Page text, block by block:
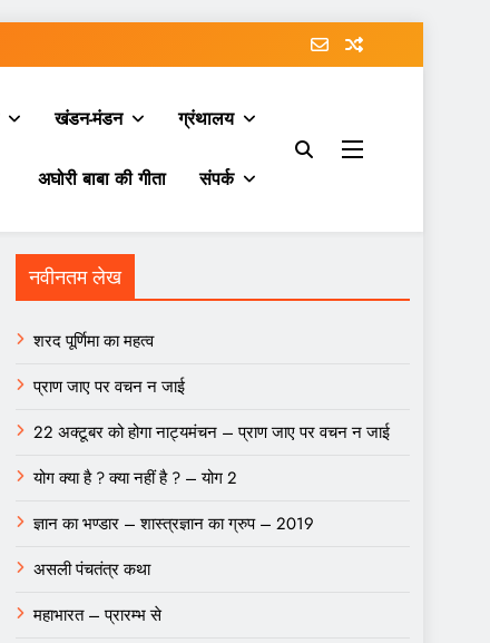
खंडन-मंडन ग्रंथालय
अघोरी बाबा की गीता संपर्क
नवीनतम लेख
शरद पूर्णिमा का महत्व
प्राण जाए पर वचन न जाई
22 अक्टूबर को होगा नाट्यमंचन – प्राण जाए पर वचन न जाई
योग क्या है ? क्या नहीं है ? – योग 2
ज्ञान का भण्डार – शास्त्रज्ञान का ग्रुप – 2019
असली पंचतंत्र कथा
महाभारत – प्रारम्भ से